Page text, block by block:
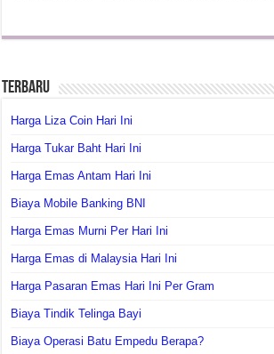
Terbaru
Harga Liza Coin Hari Ini
Harga Tukar Baht Hari Ini
Harga Emas Antam Hari Ini
Biaya Mobile Banking BNI
Harga Emas Murni Per Hari Ini
Harga Emas di Malaysia Hari Ini
Harga Pasaran Emas Hari Ini Per Gram
Biaya Tindik Telinga Bayi
Biaya Operasi Batu Empedu Berapa?